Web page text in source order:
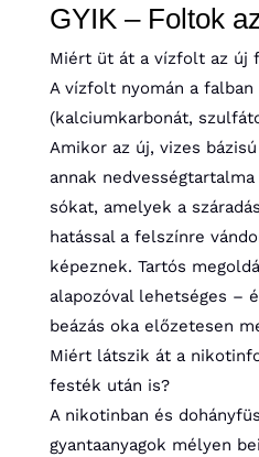
GYIK – Foltok
Miért üt át a vízfolt az új
A vízfolt nyomán a
(kalciumkarbonát,
Amikor az új, vizes
annak
sókat, amelyek a
hatással a felszínre
képeznek. Tartós
alapozóval lehetséges –
beázás oka előzetesen
Miért látszik át a
festék után is?
A nikotinban és
gyantaanyagok mélyen